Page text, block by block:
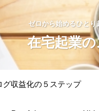
ゼロから始めるひとり
在宅起業
グ収益化の５ステップ